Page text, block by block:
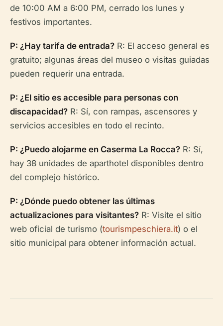
de 10:00 AM a 6:00 PM, cerrado los lunes y
festivos importantes.
P: ¿Hay tarifa de entrada? R: El acceso general es
gratuito; algunas áreas del museo o visitas guiadas
pueden requerir una entrada.
P: ¿El sitio es accesible para personas con
discapacidad? R: Sí, con rampas, ascensores y
servicios accesibles en todo el recinto.
P: ¿Puedo alojarme en Caserma La Rocca? R: Sí,
hay 38 unidades de aparthotel disponibles dentro
del complejo histórico.
P: ¿Dónde puedo obtener las últimas
actualizaciones para visitantes? R: Visite el sitio
web oficial de turismo (tourismpeschiera.it) o el
sitio municipal para obtener información actual.